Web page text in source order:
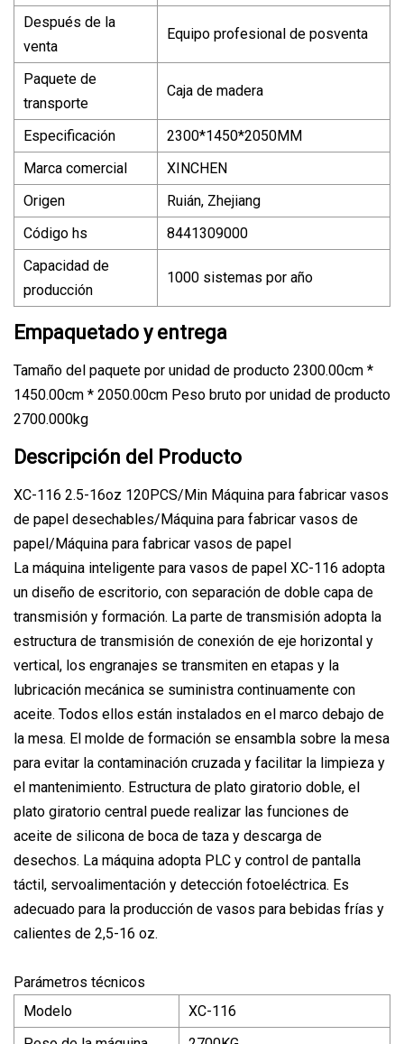
Después de la
venta
Equipo profesional de posventa
Paquete de
transporte
Caja de madera
Especificación
2300*1450*2050MM
Marca comercial
XINCHEN
Origen
Ruián, Zhejiang
Código hs
8441309000
Capacidad de
producción
1000 sistemas por año
Empaquetado y entrega
Tamaño del paquete por unidad de producto 2300.00cm *
1450.00cm * 2050.00cm Peso bruto por unidad de producto
2700.000kg
Descripción del Producto
XC-116 2.5-16oz 120PCS/Min Máquina para fabricar vasos
de papel desechables/Máquina para fabricar vasos de
papel/Máquina para fabricar vasos de papel
La máquina inteligente para vasos de papel XC-116 adopta
un diseño de escritorio, con separación de doble capa de
transmisión y formación. La parte de transmisión adopta la
estructura de transmisión de conexión de eje horizontal y
vertical, los engranajes se transmiten en etapas y la
lubricación mecánica se suministra continuamente con
aceite. Todos ellos están instalados en el marco debajo de
la mesa. El molde de formación se ensambla sobre la mesa
para evitar la contaminación cruzada y facilitar la limpieza y
el mantenimiento. Estructura de plato giratorio doble, el
plato giratorio central puede realizar las funciones de
aceite de silicona de boca de taza y descarga de
desechos. La máquina adopta PLC y control de pantalla
táctil, servoalimentación y detección fotoeléctrica. Es
adecuado para la producción de vasos para bebidas frías y
calientes de 2,5-16 oz.
Parámetros técnicos
Modelo
XC-116